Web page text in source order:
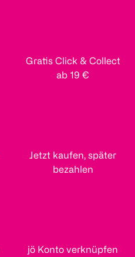
Gratis Click & Collect
ab 19 €
Jetzt kaufen, später
bezahlen
jö Konto verknüpfen